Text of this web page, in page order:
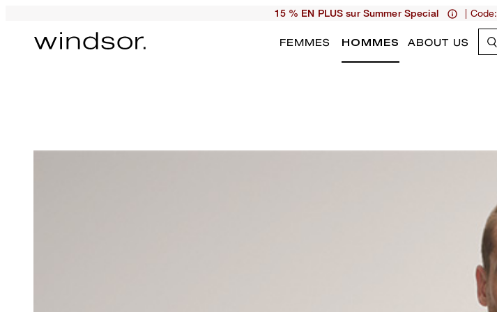
15 % EN PLUS sur Summer Special | Code:
FEMMES HOMMES ABOUT US